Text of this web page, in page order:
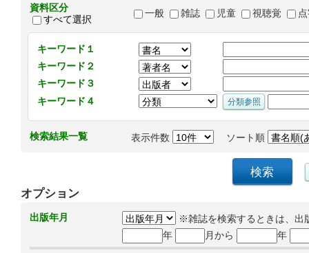
資料区分
すべて選択
一般 雑誌 児童 視聴覚
キーワード１
キーワード２
キーワード３
キーワード４
検索結果一覧 表示件数 ソート順
オプション
出版年月
※雑誌を検索するときは、出
年
月から 年